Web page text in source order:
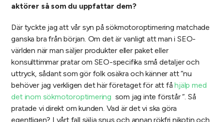
aktörer så som du uppfattar dem?
Där tyckte jag att vår syn på sökmotoroptimering matchade
ganska bra från början. Om det är vanligt att man i SEO-
världen när man säljer produkter eller paket eller
konsulttimmar pratar om SEO-specifika små detaljer och
uttryck, sådant som gör folk osäkra och känner att “nu
behöver jag verkligen det här företaget för att få hjälp med
det inom sökmotoroptimering som jag inte förstår “. Så
pratade vi direkt om kunden. Vad är det vi ska göra
egentligen? I vårt fall sälja snus och annan rökfri nikotin och